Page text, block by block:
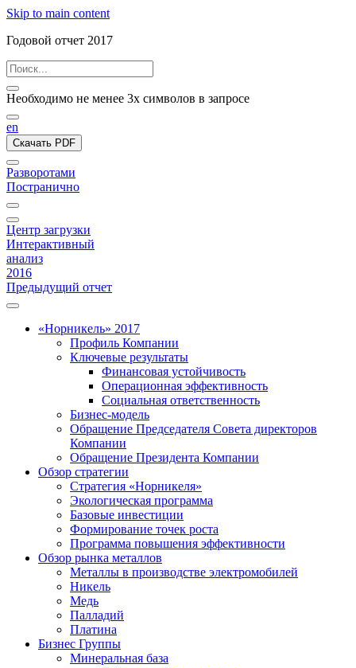
Skip to main content
Годовой отчет 2017
Необходимо не менее 3х символов в запросе
en
Скачать PDF
Разворотами
Постранично
Центр загрузки
Интерактивный
анализ
2016
Предыдущий отчет
«Норникель» 2017
Профиль Компании
Ключевые результаты
Финансовая устойчивость
Операционная эффективность
Социальная ответственность
Бизнес-модель
Обращение Председателя Совета директоров
Компании
Обращение Президента Компании
Обзор стратегии
Стратегия «Норникеля»
Экологическая программа
Базовые инвестиции
Формирование точек роста
Программа повышения эффективности
Обзор рынка металлов
Металлы в производстве электромобилей
Никель
Медь
Палладий
Платина
Бизнес Группы
Минеральная база